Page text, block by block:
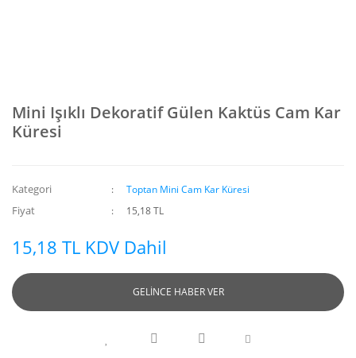
Mini Işıklı Dekoratif Gülen Kaktüs Cam Kar
Küresi
Kategori Toptan Mini Cam Kar Küresi
Fiyat 15,18 TL
15,18 TL KDV Dahil
GELİNCE HABER VER